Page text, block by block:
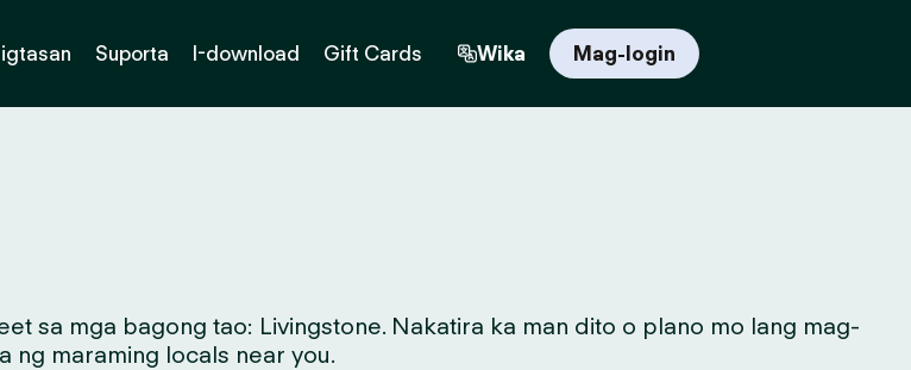
Suporta I-download Gift Cards Wika Mag-login
sa mga bagong tao: Livingstone. Nakatira ka man dito o plano mo lang mag-
ng maraming locals near you.